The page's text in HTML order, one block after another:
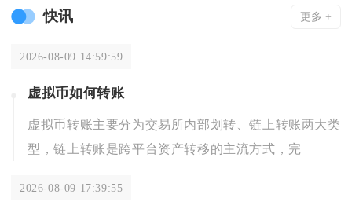
快讯 更多 +
2026-08-09 14:59:59
虚拟币如何转账
虚拟币转账主要分为交易所内部划转、链上转账两大类
型，链上转账是跨平台资产转移的主流方式，完
2026-08-09 17:39:55